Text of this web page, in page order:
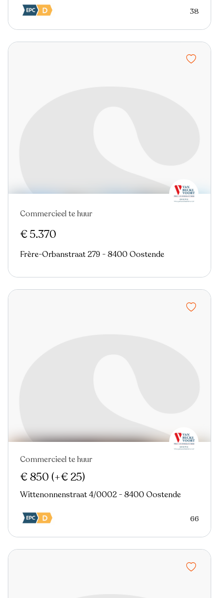
38
Nieuw
Commercieel te huur
€ 5.370
Frère-Orbanstraat 279 - 8400 Oostende
Nieuw
Commercieel te huur
€ 850 (+€ 25)
Wittenonnenstraat 4/0002 - 8400 Oostende
66